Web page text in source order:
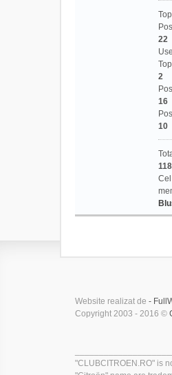
22
2
16
10
Website realizat de -
Copyright 2003 - 2016 ©
"CLUBCITROEN.RO" is